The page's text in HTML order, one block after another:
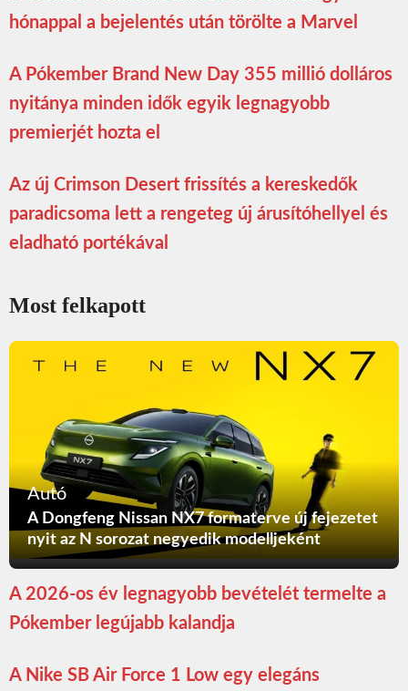
hónappal a bejelentés után törölte a Marvel
A Pókember Brand New Day 355 millió dolláros
nyitánya minden idők egyik legnagyobb
premierjét hozta el
Az új Crimson Desert frissítés a kereskedők
paradicsoma lett a rengeteg új árusítóhellyel és
eladható portékával
Most felkapott
Autó
A Dongfeng Nissan NX7 formaterve új fejezetet
nyit az N sorozat negyedik modelljeként
A 2026-os év legnagyobb bevételét termelte a
Pókember legújabb kalandja
A Nike SB Air Force 1 Low egy elegáns